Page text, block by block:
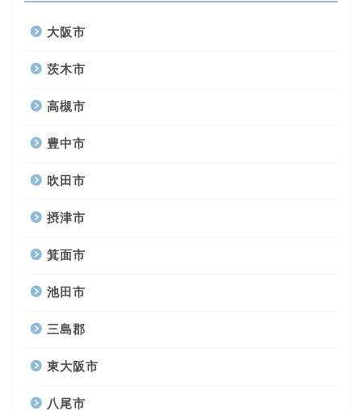
大阪市
茨木市
高槻市
豊中市
吹田市
摂津市
箕面市
池田市
三島郡
東大阪市
八尾市